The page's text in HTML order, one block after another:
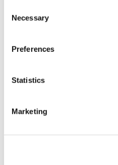
Selection
Necessary
Preferences
Statistics
Marketing